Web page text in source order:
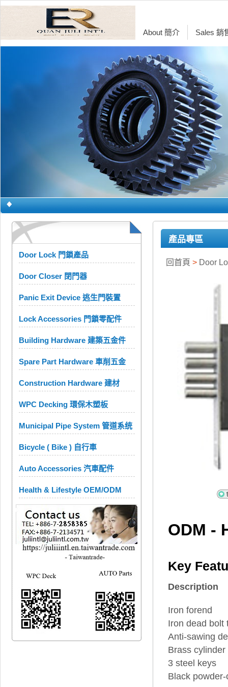
About 簡介 Sales 銷
Door Lock 門鎖產品
Door Closer 閉門器
Panic Exit Device 逃生門裝置
Lock Accessories 門鎖零配件
Building Hardware 建築五金件
Spare Part Hardware 車削五金
Construction Hardware 建材
WPC Decking 環保木塑板
Municipal Pipe System 管道系统
Bicycle ( Bike ) 自行車
Auto Accessories 汽車配件
Health & Lifestyle OEM/ODM
產品專區
回首頁 > Door
ODM -
Key
Description
Iron forend
Iron dead bolt
Anti-sawing
Brass cylinder
3 steel keys
Black